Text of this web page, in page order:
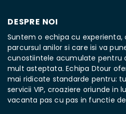
DESPRE NOI
Suntem o echipa cu
parcursul anilor si care isi va
cunostiintele acumulate pentru
mult asteptata. Echipa Dtour
mai ridicate standarde pentru:
servicii VIP, croaziere oriunde in
vacanta pas cu pas in functie